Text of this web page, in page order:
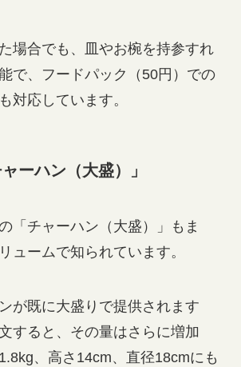
場合でも、皿やお椀を持参すれ
で、フードパック（50円）での
対応しています。
ーハン（大盛）」
「チャーハン（大盛）」もま
ュームで知られています。
が既に大盛りで提供されます
すると、その量はさらに増加
、高さ14cm、直径18cmにも